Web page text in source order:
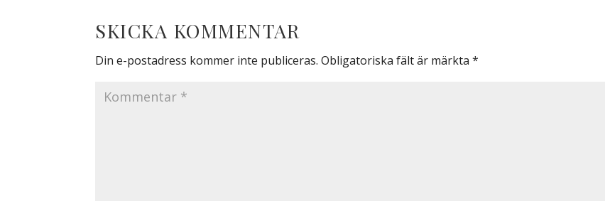
SKICKA KOMMENTAR
Din e-postadress kommer inte publiceras. Obligatoriska fält är märkta*